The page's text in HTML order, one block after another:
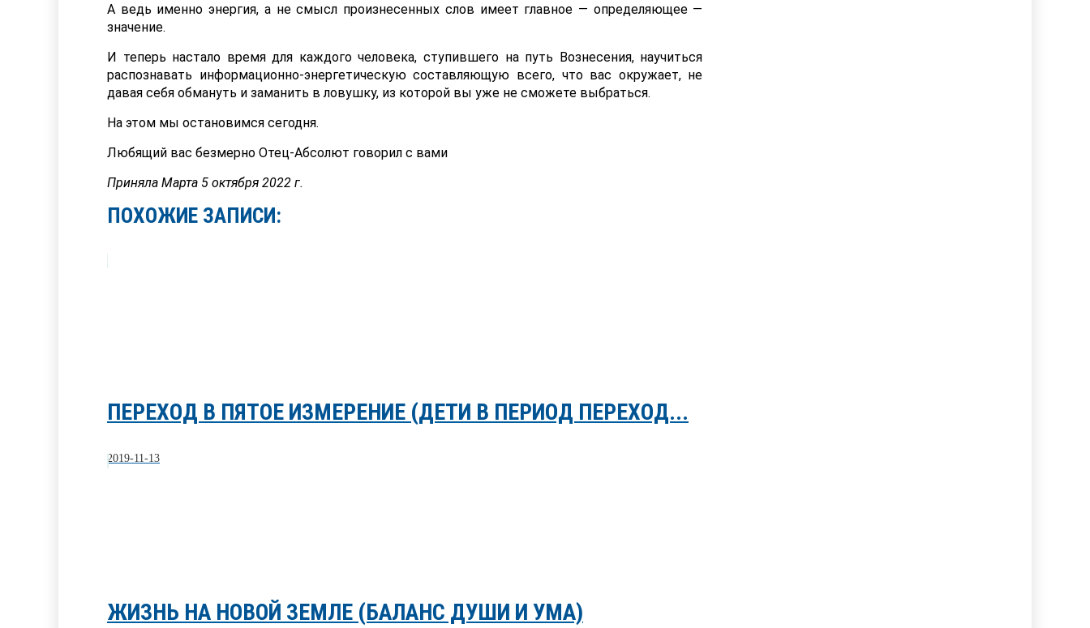
А ведь именно энергия, а не смысл произнесенных слов имеет главное — определяющее —
значение.
И теперь настало время для каждого человека, ступившего на путь Вознесения, научиться
распознавать информационно-энергетическую составляющую всего, что вас окружает, не
давая себя обмануть и заманить в ловушку, из которой вы уже не сможете выбраться.
На этом мы остановимся сегодня.
Любящий вас безмерно Отец-Абсолют говорил с вами
Приняла Марта 5 октября 2022 г.
ПОХОЖИЕ ЗАПИСИ:
ПЕРЕХОД В ПЯТОЕ ИЗМЕРЕНИЕ (ДЕТИ В ПЕРИОД ПЕРЕХОД...
2019-11-13
ЖИЗНЬ НА НОВОЙ ЗЕМЛЕ (БАЛАНС ДУШИ И УМА)